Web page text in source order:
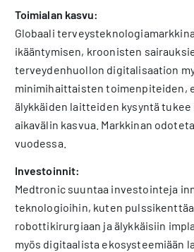
Toimialan kasvu:
Globaali
ikääntymisen, kroonisten
terveydenhuollon digitalisaation
minimihaittaisten toimenpiteiden,
älykkäiden laitteiden kysyntä
aikavälin kasvua. Markkinan
vuodessa.
Investoinnit:
Medtronic suuntaa investointeja
teknologioihin, kuten
robottikirurgiaan ja älykkäisiin
myös digitaalista ekosysteemiään